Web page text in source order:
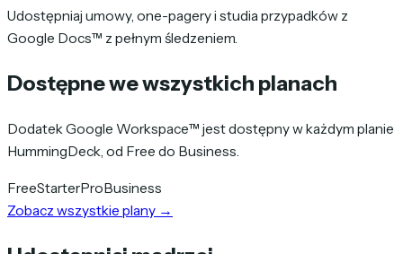
Udostępniaj umowy, one-pagery i studia przypadków z
Google Docs™ z pełnym śledzeniem.
Dostępne we wszystkich planach
Dodatek Google Workspace™ jest dostępny w każdym planie
HummingDeck, od Free do Business.
FreeStarterProBusiness
Zobacz wszystkie plany →